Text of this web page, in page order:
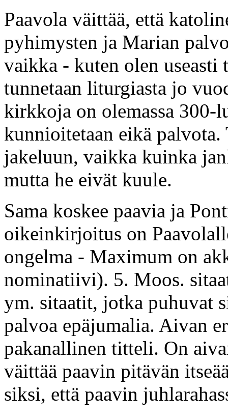
Paavola väittää, että
pyhimysten ja Marian
vaikka - kuten olen
tunnetaan liturgiasta jo
kirkkoja on olemassa
kunnioitetaan eikä palvota.
jakeluun, vaikka kuinka
mutta he eivät kuule.
Sama koskee paavia ja
oikeinkirjoitus on
ongelma - Maximum on
nominatiivi). 5. Moos.
ym. sitaatit, jotka puhuvat
palvoa epäjumalia. Aivan
pakanallinen titteli. On
väittää paavin pitävän
siksi, että paavin